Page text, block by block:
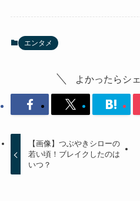
エンタメ
よかったらシ
【画像】つぶやきシローの
若い頃！ブレイクしたのは
いつ？